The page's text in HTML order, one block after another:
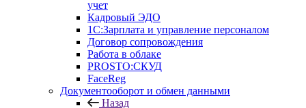
учет
Кадровый ЭДО
1С:Зарплата и управление персоналом
Договор сопровождения
Работа в облаке
PROSTO:СКУД
FaceReg
Документооборот и обмен данными
Назад